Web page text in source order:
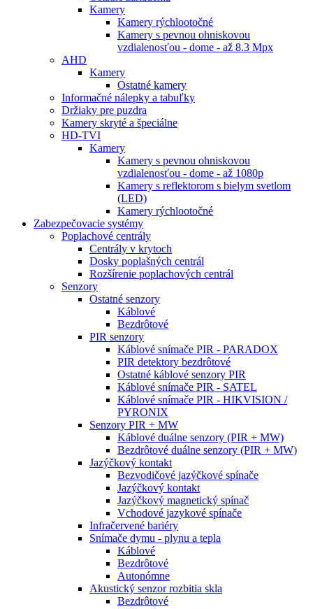
Kamery
Kamery rýchlootočné
Kamery s pevnou ohniskovou
vzdialenosťou - dome - až 8.3 Mpx
AHD
Kamery
Ostatné kamery
Informačné nálepky a tabuľky
Držiaky pre puzdra
Kamery skryté a špeciálne
HD-TVI
Kamery
Kamery s pevnou ohniskovou
vzdialenosťou - dome - až 1080p
Kamery s reflektorom s bielym svetlom
(LED)
Kamery rýchlootočné
Zabezpečovacie systémy
Poplachové centrály
Centrály v krytoch
Dosky poplašných centrál
Rozšírenie poplachových centrál
Senzory
Ostatné senzory
Káblové
Bezdrôtové
PIR senzory
Káblové snímače PIR - PARADOX
PIR detektory bezdrôtové
Ostatné káblové senzory PIR
Káblové snímače PIR - SATEL
Káblové snímače PIR - HIKVISION /
PYRONIX
Senzory PIR + MW
Káblové duálne senzory (PIR + MW)
Bezdrôtové duálne senzory (PIR + MW)
Jazýčkový kontakt
Bezvodičové jazýčkové spínače
Jazýčkový kontakt
Jazýčkový magnetický spínač
Vchodové jazykové spínače
Infračervené bariéry
Snímače dymu - plynu a tepla
Káblové
Bezdrôtové
Autonómne
Akustický senzor rozbitia skla
Bezdrôtové